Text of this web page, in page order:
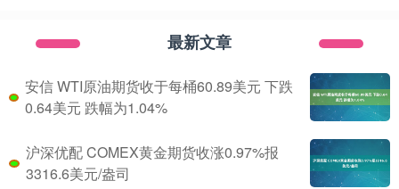
最新文章
安信 WTI原油期货收于每桶60.89美元 下跌
0.64美元 跌幅为1.04%
沪深优配 COMEX黄金期货收涨0.97%报
3316.6美元/盎司